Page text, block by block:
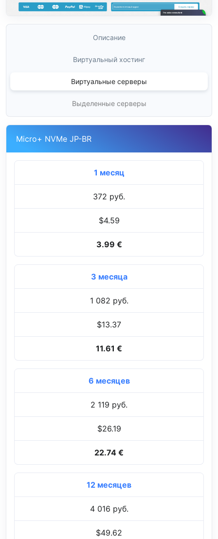
Описание
Виртуальный хостинг
Виртуальные серверы
Выделенные серверы
Micro+ NVMe JP-BR
1 месяц
372 руб.
$4.59
3.99 €
3 месяца
1 082 руб.
$13.37
11.61 €
6 месяцев
2 119 руб.
$26.19
22.74 €
12 месяцев
4 016 руб.
$49.62